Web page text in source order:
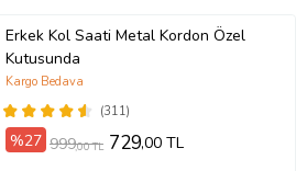
Erkek Kol Saati Metal Kordon Özel
Kutusunda
(311)
Kargo Bedava
%27 999,00 TL 729,00 TL